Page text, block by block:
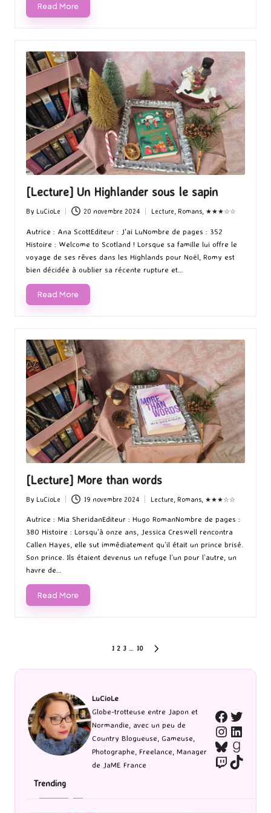
Read More
[Lecture] Un Highlander sous le sapin
Posted
by
By LuCioLe 20 novembre 2024
Posted
Lecture, Romans, ★★★☆☆
Autrice : Ana ScottEditeur : J'ai LuNombre de pages : 352
Histoire : Welcome to Scotland ! Lorsque sa famille lui offre le
voyage de ses rêves dans les Highlands pour Noël, Romy est
bien décidée à oublier sa récente rupture et…
Read More
[Lecture] More than words
Posted
by
By LuCioLe 19 novembre 2024
Posted
in
Lecture Romans, ★★★☆☆
Autrice : Mia SheridanEditeur : Hugo RomanNombre de pages :
380 Histoire : Lorsqu’à onze ans, Jessica Creswell rencontra
Callen Hayes, elle sut immédiatement qu’il était un prince brisé.
Son prince. Ils étaient devenus un refuge l’un pour l’autre, un
havre de…
Read More
des
publications
1 2 3 … 10
LuCioLe
Globe-trotteuse entre Japon et
Normandie, avec un peu de
Country Blogueuse, Gameuse,
Photographe, Freelance, Manager
de JaME France
Bluesky
TwitchTikTok
Trending